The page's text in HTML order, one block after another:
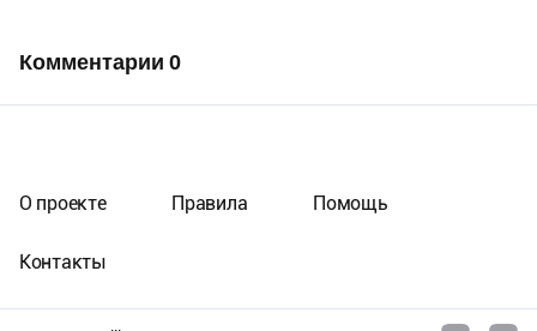
Комментарии 0
О проекте Правила Помощь
Контакты